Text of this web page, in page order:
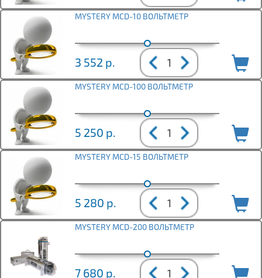
MYSTERY MCD-10 ВОЛЬТМЕТР
3 552 р.
MYSTERY MCD-100 ВОЛЬТМЕТР
5 250 р.
MYSTERY MCD-15 ВОЛЬТМЕТР
5 280 р.
MYSTERY MCD-200 ВОЛЬТМЕТР
7 680 р.